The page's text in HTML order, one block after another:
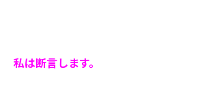
私は断言します。